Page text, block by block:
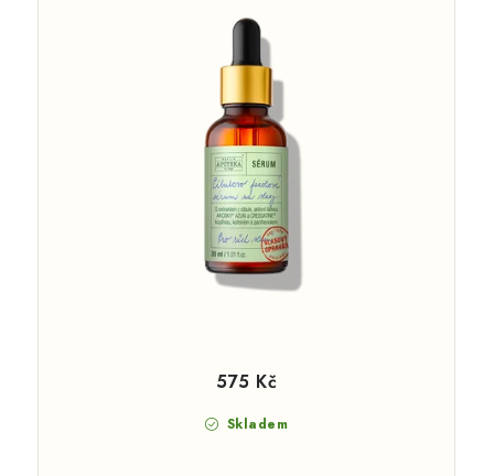
Skladem
575 Kč